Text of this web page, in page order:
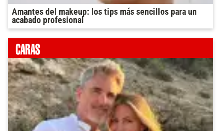
Amantes del makeup: los tips más sencillos para un
acabado profesional